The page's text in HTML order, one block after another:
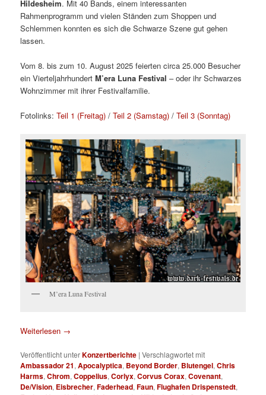
Hildesheim. Mit 40 Bands, einem interessanten
Rahmenprogramm und vielen Ständen zum Shoppen und
Schlemmen konnten es sich die Schwarze Szene gut gehen
lassen.
Vom 8. bis zum 10. August 2025 feierten circa 25.000 Besucher
ein VierteljahrhundertM’era Luna Festival – oder ihr Schwarzes
Wohnzimmer mit ihrer Festivalfamilie.
Fotolinks:Teil 1 (Freitag) /Teil 2 (Samstag) /Teil 3 (Sonntag)
M’era Luna Festival
Weiterlesen →
Veröffentlicht unterKonzertberichte |Verschlagwortet mit
Ambassador 21,Apocalyptica, Beyond Border, Blutengel,Chris
Harms,Chrom,Coppelius,Corlyx,Corvus Corax,Covenant,
De/Vision, Eisbrecher,Faderhead,Faun,Flughafen Drispenstedt,